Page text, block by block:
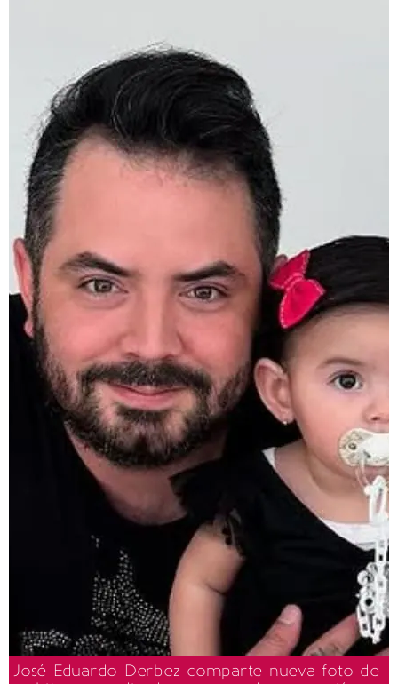
José Eduardo Derbez comparte nueva foto de